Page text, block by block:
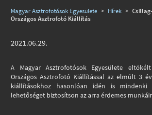
Magyar Asztrofotósok Egyesülete > Hírek >
Országos Asztrofotó Kiállítás
2021.06.29.
A Magyar Asztrofotósok Egyesülete
Országos Asztrofotó Kiállítással az elmúlt 3
kiállításokhoz hasonlóan idén is mindenki
lehetőséget biztosítson az arra érdemes